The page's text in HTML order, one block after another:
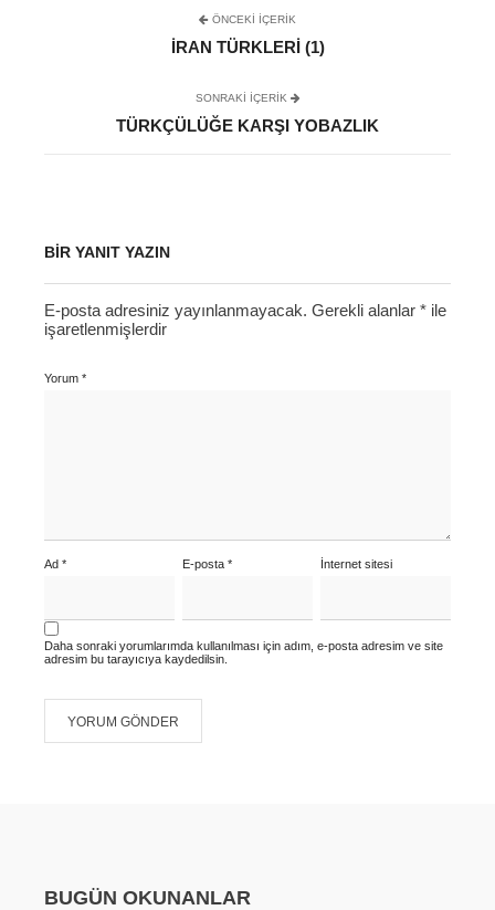
ÖNCEKI İÇERIK
İRAN TÜRKLERI (1)
SONRAKI IÇERIK
TÜRKÇÜLÜĞE KARŞI YOBAZLIK
BIR YANIT YAZIN
E-posta adresiniz yayınlanmayacak. Gerekli alanlar * ile
işaretlenmişlerdir
Yorum *
Ad * E-posta* İnternet sitesi
Daha sonraki yorumlarımda kullanılması için adım, e-posta adresim ve site
adresim bu tarayıcıya kaydedilsin.
BUGÜN OKUNANLAR